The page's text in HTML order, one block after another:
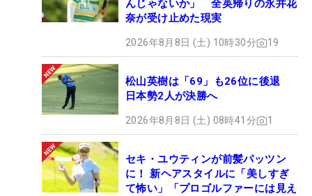
んじゃないか」 全英帰りの永井花
奈が受け止めた現実
2026年8月8日 (土) 10時30分 19
松山英樹は「69」も26位に後退
日本勢2人が決勝へ
2026年8月8日 (土) 08時41分 1
セキ・ユウティンが前髪パッツン
に！ 新ヘアスタイルに「美しすぎ
て怖い」「プロゴルファーには見え